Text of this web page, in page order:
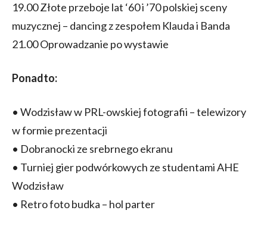
19.00 Złote przeboje lat ‘60 i ’70 polskiej sceny
muzycznej – dancing z zespołem Klauda i Banda
21.00 Oprowadzanie po wystawie
Ponadto:
• Wodzisław w PRL-owskiej fotografii – telewizory
w formie prezentacji
• Dobranocki ze srebrnego ekranu
• Turniej gier podwórkowych ze studentami AHE
Wodzisław
• Retro foto budka – hol parter